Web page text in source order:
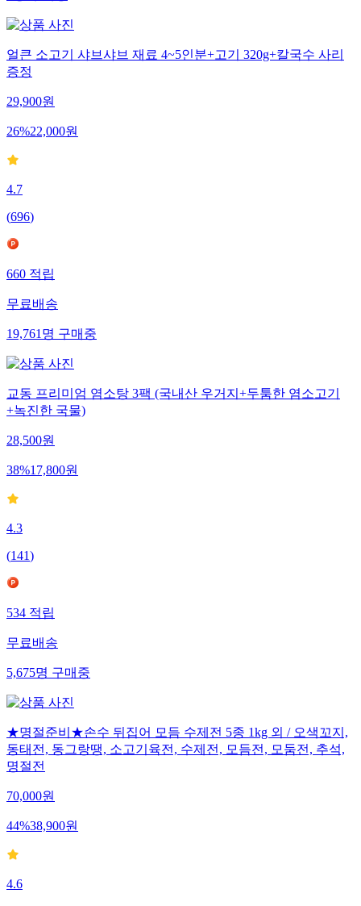
얼큰 소고기 샤브샤브 재료 4~5인분+고기 320g+칼국수 사리
증정
29,900원
26%22,000원
4.7
(696)
660적립
무료배송
19,761명구매중
교동 프리미엄 염소탕 3팩 (국내산 우거지+두툼한 염소고기
+녹진한 국물)
28,500원
38%17,800원
4.3
(141)
534적립
무료배송
5,675명구매중
★명절준비★손수 뒤집어 모듬 수제전 5종 1kg 외 / 오색꼬지,
동태전, 동그랑땡, 소고기육전, 수제전, 모듬전, 모둠전, 추석,
명절전
70,000원
44%38,900원
4.6